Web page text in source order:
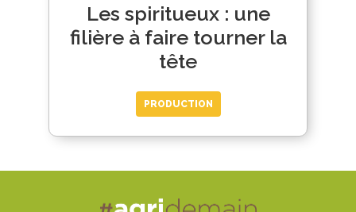
Les spiritueux : une
filière à faire tourner la
tête
PRODUCTION